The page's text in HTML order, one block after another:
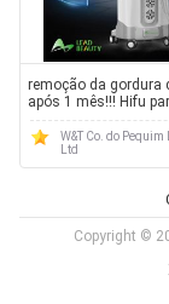
remoção da gordura
após 1 mês!!! Hifu
do corpo
W&T Co. do Pequim
Ltd
Copyright ©